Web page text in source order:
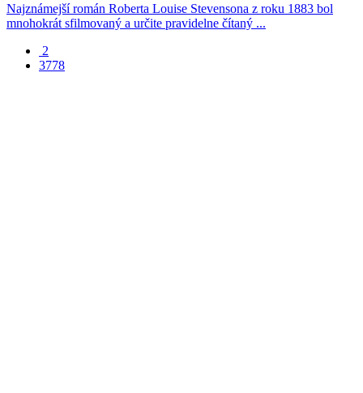
Najznámejší román Roberta Louise Stevensona z roku 1883 bol
mnohokrát sfilmovaný a určite pravidelne čítaný ...
2
3778